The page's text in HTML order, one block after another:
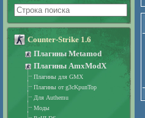
Counter-Strike 1.6
Плагины Metamod
Плагины AmxModX
Плагины для GMX
Плагины от g3cKpunTop
Для Authemu
Моды